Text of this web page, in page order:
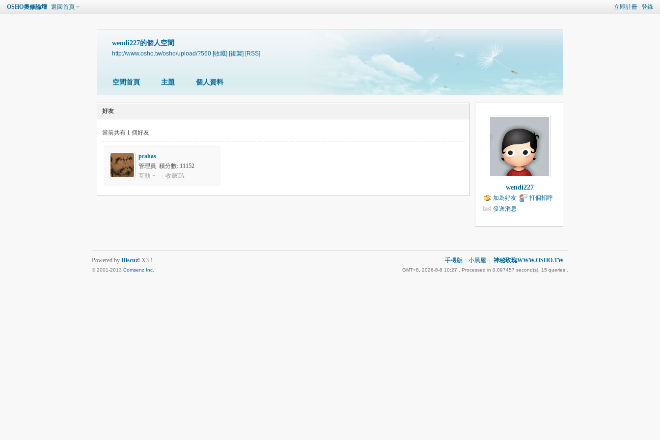
立即註冊 登錄
OSHO奧修論壇 返回首頁
wendi227的個人空間
http://www.osho.tw/osho/upload/?560 [收藏] [複製] [RSS]
空間首頁 主題 個人資料
好友
當前共有 1 個好友
prahas
管理員 積分數: 11152
互動
收聽TA
wendi227
加為好友
打個招呼
發送消息
手機版 小黑屋 神秘玫瑰WWW.OSHO.TW
GMT+8, 2026-8-8 10:27 , Processed in 0.097457 second(s), 15 queries .
Powered by Discuz! X3.1
© 2001-2013 Comsenz Inc.